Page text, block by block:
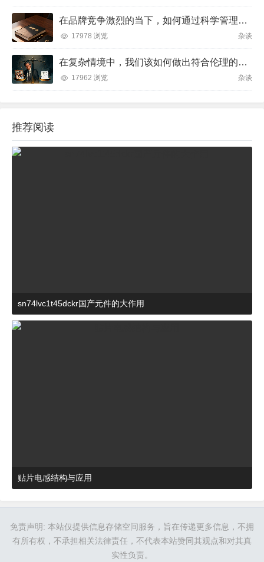
在品牌竞争激烈的当下，如何通过科学管理让品牌成为消费者心中不可替代的存在？
17978 浏览 杂谈
在复杂情境中，我们该如何做出符合伦理的决策？
17962 浏览 杂谈
推荐阅读
sn74lvc1t45dckr国产元件的大作用
2024-03-27 15:23:21 杂谈
贴片电感结构与应用
免责声明: 本站仅提供信息存储空间服务，旨在传递更多信息，不拥
有所有权，不承担相关法律责任，不代表本站赞同其观点和对其真
实性负责。